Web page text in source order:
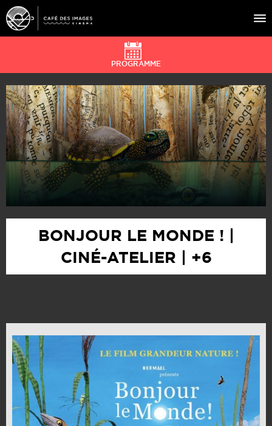
À L’AFFICHE
ÉVÉNEMENTS
CAFÉ DU CINÉ
PRATIQUE
ÉDUCATION AUX IMAGES
PROGRAMME
BONJOUR LE MONDE ! |
CINÉ-ATELIER | +6